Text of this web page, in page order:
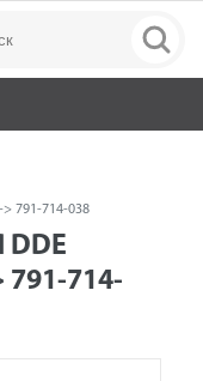
> 791-714-038
791-714-